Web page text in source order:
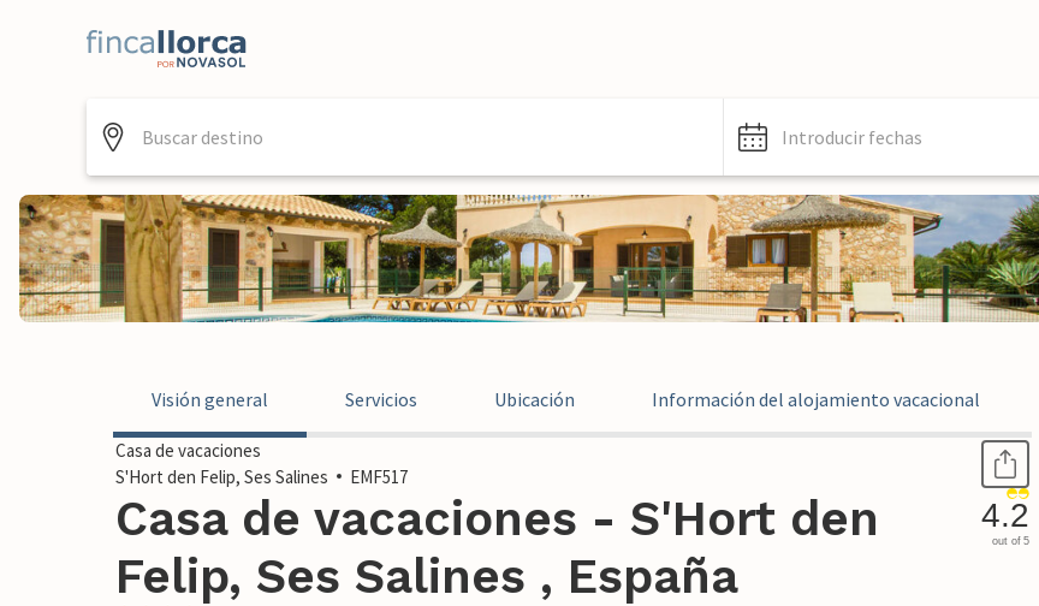
Introducir fechas
Visión general Servicios Ubicación Información del alojamiento vacacional
Casa de vacaciones
S'Hort den Felip, Ses Salines
EMF517
Casa de vacaciones - S'Hort den
Felip, Ses Salines , España
4.2
out of 5